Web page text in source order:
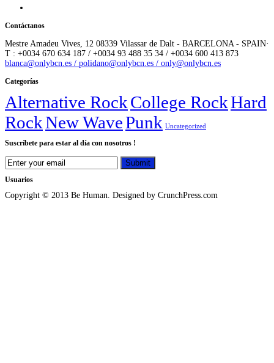
Contáctanos
Mestre Amadeu Vives, 12 08339 Vilassar de Dalt - BARCELONA - SPAIN·
T : +0034 670 634 187 / +0034 93 488 35 34 / +0034 600 413 873
blanca@onlybcn.es / polidano@onlybcn.es / only@onlybcn.es
Categorías
Alternative RockCollege RockHard
RockNew WavePunk Uncategorized
Suscríbete para estar al día con nosotros !
Usuarios
Copyright © 2013 Be Human. Designed by CrunchPress.com